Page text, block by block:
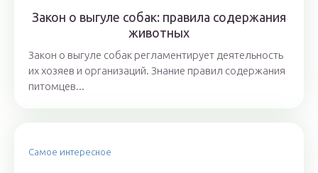
Закон о выгуле собак: правила содержания
животных
Закон о выгуле собак регламентирует деятельность
их хозяев и организаций. Знание правил содержания
питомцев...
Самое интересное